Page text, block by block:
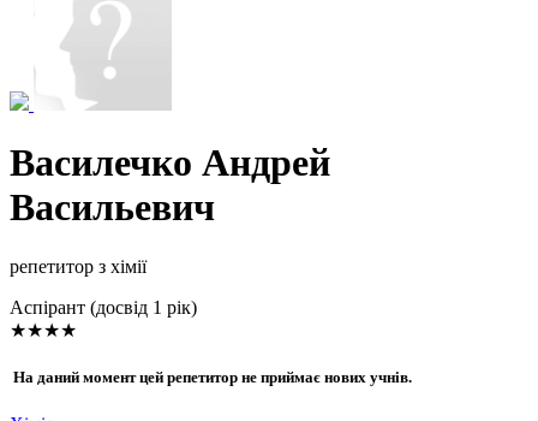
Василечко Андрей
Васильевич
репетитор з хімії
Аспірант (досвід 1 рік)
★★★★
На даний момент цей репетитор не приймає нових учнів.